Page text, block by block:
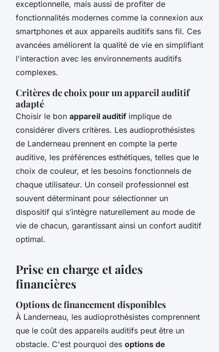
exceptionnelle, mais aussi de profiter de
fonctionnalités modernes comme la connexion aux
smartphones et aux appareils auditifs sans fil. Ces
avancées améliorent la qualité de vie en simplifiant
l'interaction avec les environnements auditifs
complexes.
Critères de choix pour un appareil auditif
adapté
Choisir le bon appareil auditif implique de
considérer divers critères. Les audioprothésistes
de Landerneau prennent en compte la perte
auditive, les préférences esthétiques, telles que le
choix de couleur, et les besoins fonctionnels de
chaque utilisateur. Un conseil professionnel est
souvent déterminant pour sélectionner un
dispositif qui s’intègre naturellement au mode de
vie de chacun, garantissant ainsi un confort auditif
optimal.
Prise en charge et aides
financières
Options de financement disponibles
À Landerneau, les audioprothésistes comprennent
que le coût des appareils auditifs peut être un
obstacle. C'est pourquoi des options de